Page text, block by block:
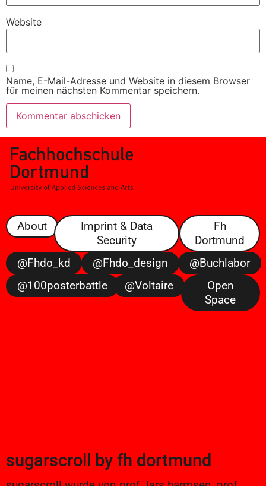
Website
Name, E-Mail-Adresse und Website in diesem Browser
für meinen nächsten Kommentar speichern.
About
Imprint & Data
Security
Fh
Dortmund
@fhdo_kd
@fhdo_design
@buchlabor
@100posterbattle
@voltaire
Open
Space
sugarscroll by fh dortmund
sugarscroll wurde von prof. lars harmsen, prof.